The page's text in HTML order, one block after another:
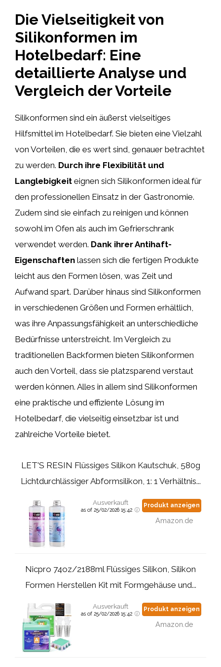
Die Vielseitigkeit von
Silikonformen im
Hotelbedarf: Eine
detaillierte Analyse und
Vergleich der Vorteile
Silikonformen sind ein äußerst vielseitiges
Hilfsmittel im Hotelbedarf. Sie bieten eine Vielzahl
von Vorteilen, die es wert sind, genauer betrachtet
zu werden. Durch ihre Flexibilität und
Langlebigkeit eignen sich Silikonformen ideal für
den professionellen Einsatz in der Gastronomie.
Zudem sind sie einfach zu reinigen und können
sowohl im Ofen als auch im Gefrierschrank
verwendet werden. Dank ihrer Antihaft-
Eigenschaften lassen sich die fertigen Produkte
leicht aus den Formen lösen, was Zeit und
Aufwand spart. Darüber hinaus sind Silikonformen
in verschiedenen Größen und Formen erhältlich,
was ihre Anpassungsfähigkeit an unterschiedliche
Bedürfnisse unterstreicht. Im Vergleich zu
traditionellen Backformen bieten Silikonformen
auch den Vorteil, dass sie platzsparend verstaut
werden können. Alles in allem sind Silikonformen
eine praktische und effiziente Lösung im
Hotelbedarf, die vielseitig einsetzbar ist und
zahlreiche Vorteile bietet.
LET'S RESIN Flüssiges Silikon Kautschuk, 580g
Lichtdurchlässiger Abformsilikon, 1: 1 Verhältnis...
Ausverkauft
as of 25/02/2026 15:42
Produkt anzeigen
Amazon.de
Nicpro 74oz/2188ml Flüssiges Silikon, Silikon
Formen Herstellen Kit mit Formgehäuse und...
Ausverkauft
as of 25/02/2026 15:42
Produkt anzeigen
Amazon.de